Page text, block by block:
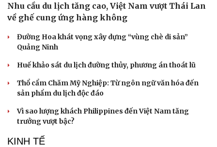
Nhu cầu du lịch tăng cao, Việt Nam vượt Thái Lan
về ghế cung ứng hàng không
Đường Hoa khát vọng xây dựng “vùng chè di sản”
Quảng Ninh
Huế khảo sát du lịch đường thủy, phương án thoát lũ
Thổ cẩm Chăm Mỹ Nghiệp: Từ ngôn ngữ văn hóa đến
sản phẩm du lịch độc đáo
Vì sao lượng khách Philippines đến Việt Nam tăng
trưởng vượt bậc?
KINH TẾ